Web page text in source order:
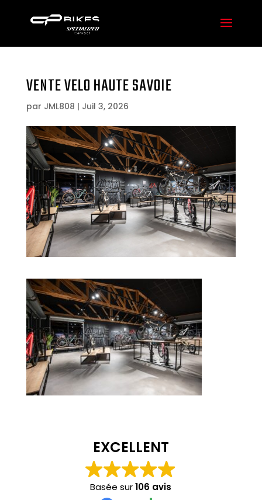
VENTE VELO HAUTE SAVOIE
par JML808 | Juil 3, 2026
EXCELLENT
Basée sur106 avis